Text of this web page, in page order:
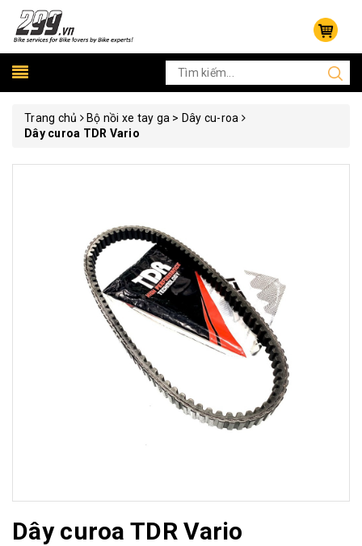
Trang chủ
Bộ nồi xe tay ga > Dây cu-roa
Dây curoa TDR Vario
Dây curoa TDR Vario